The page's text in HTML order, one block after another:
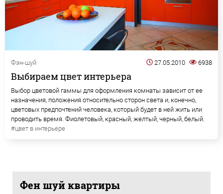
Фэн-шуй 27.05.2010 6938
Выбираем цвет интерьера
Выбор цветовой гаммы для оформления комнаты зависит от ее
назначения, положения относительно сторон света и, конечно,
цветовых предпочтений человека, который будет в ней жить или
проводить время. Фиолетовый, красный, желтый, черный, белый.
#цвет в интерьере
Фен шуй квартиры